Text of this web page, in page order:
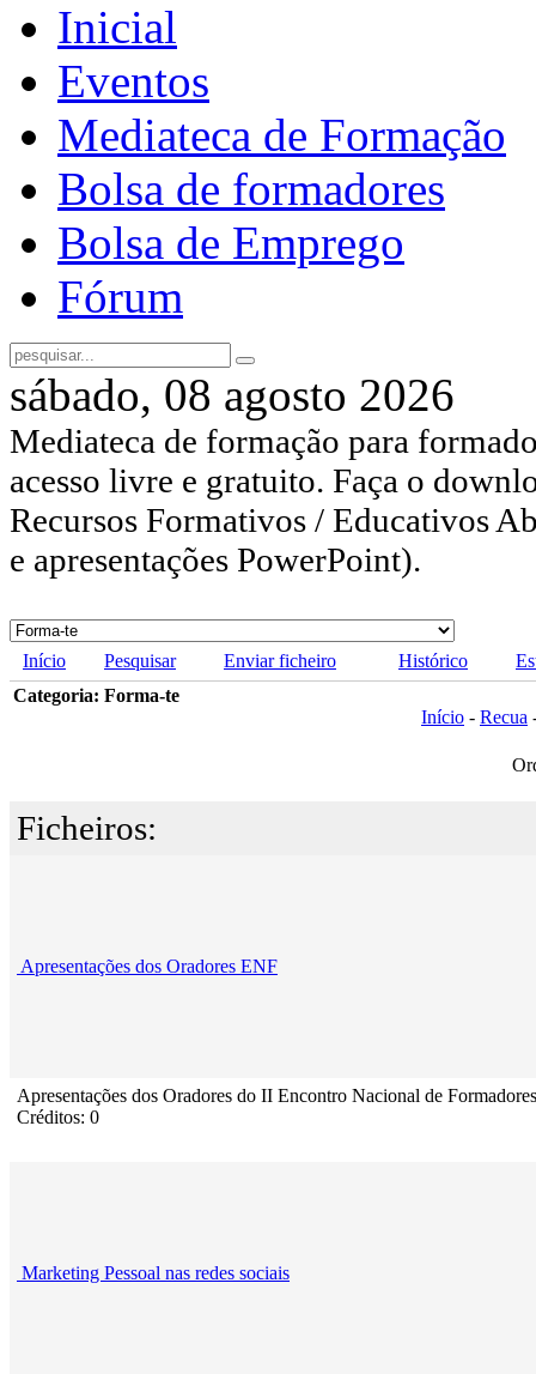
Inicial
Eventos
Mediateca de Formação
Bolsa de formadores
Bolsa de Emprego
Fórum
sábado, 08 agosto 2026
Mediateca de formação para
acesso livre e gratuito. Faça o
Recursos Formativos / Educativos
e apresentações PowerPoint).
Início Pesquisar Enviar ficheiro Histórico
Categoria: Forma-te
Início - Recua
Ficheiros:
Apresentações dos Oradores ENF
Apresentações dos Oradores do II Encontro Nacional de Formadores
Créditos: 0
Marketing Pessoal nas redes sociais